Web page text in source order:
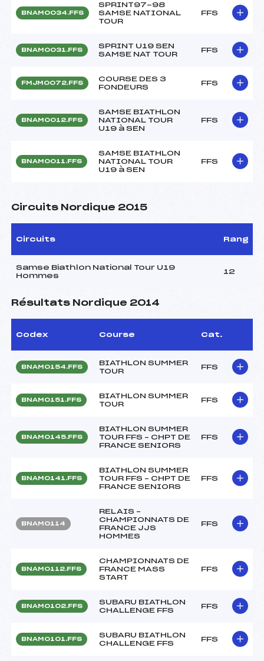
BNAM0034.FFS
SPRINT97-98
SAMSE NATIONAL
TOUR
FFS
BNAM0031.FFS
SPRINT U19 SEN
SAMSE NAT TOUR
FFS
FMJM0072.FFS
COURSE DES 3
FONDEURS
FFS
BNAM0012.FFS
SAMSE BIATHLON
NATIONAL TOUR
U19 à SEN
FFS
BNAM0011.FFS
SAMSE BIATHLON
NATIONAL TOUR
U19 à SEN
FFS
Circuits Nordique 2015
Circuits Rang
Samse Biathlon National Tour U19
Hommes
12
Résultats Nordique 2014
Codex Course Cat.
BNAM0154.FFS
BIATHLON SUMMER
TOUR
FFS
BNAM0151.FFS
BIATHLON SUMMER
TOUR
FFS
BNAM0145.FFS
BIATHLON SUMMER
TOUR FFS – CHPT DE
FRANCE SENIORS
FFS
BNAM0141.FFS
BIATHLON SUMMER
TOUR FFS – CHPT DE
FRANCE SENIORS
FFS
BNAM0114
RELAIS –
CHAMPIONNATS DE
FRANCE JJS
HOMMES
FFS
BNAM0112.FFS
CHAMPIONNATS DE
FRANCE MASS
START
FFS
BNAM0102.FFS
SUBARU BIATHLON
CHALLENGE FFS
FFS
BNAM0101.FFS
SUBARU BIATHLON
CHALLENGE FFS
FFS